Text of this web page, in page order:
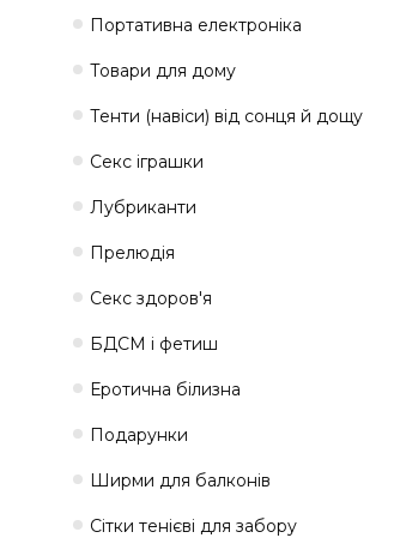
Портативна електроніка
Товари для дому
Тенти (навіси) від сонця й дощу
Секс іграшки
Лубриканти
Прелюдія
Секс здоров'я
БДСМ і фетиш
Еротична білизна
Подарунки
Ширми для балконів
Сітки тенієві для забору